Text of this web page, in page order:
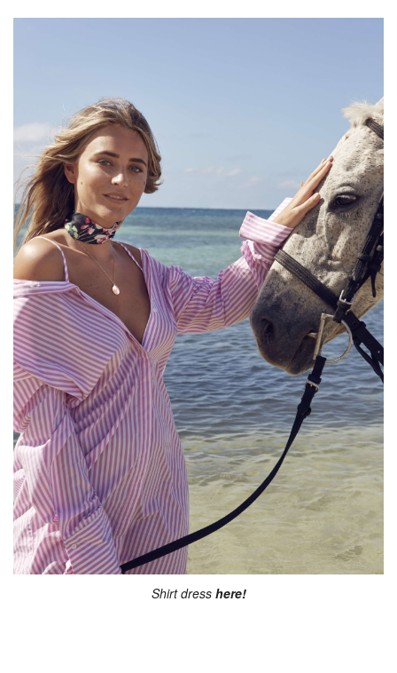
Shirt dress here!